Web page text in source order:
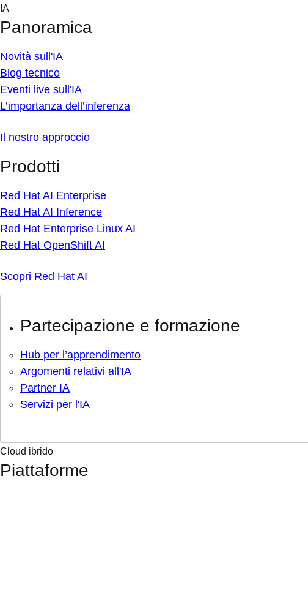
Skip
content
IA
Panoramica
Novità sull'IA
Blog tecnico
Eventi live sull'IA
L’importanza dell’inferenza
Il nostro approccio
Prodotti
Red Hat AI Enterprise
Red Hat AI Inference
Red Hat Enterprise Linux AI
Red Hat OpenShift AI
Scopri Red Hat AI
Partecipazione e formazione
Hub per l’apprendimento
Argomenti relativi all'IA
Partner IA
Servizi per l'IA
Cloud ibrido
Piattaforme